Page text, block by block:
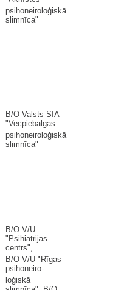
psihoneiroloģiskā
slimnīca"
B/O Valsts SIA
"Vecpiebalgas
psihoneiroloģiskā
slimnīca"
B/O V/U
"Psihiatrijas
centrs",
B/O V/U "Rīgas
psihoneiro-
loģiskā